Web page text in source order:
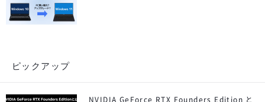
ピックアップ
NVIDIA GeForce RTX Founders Edition と